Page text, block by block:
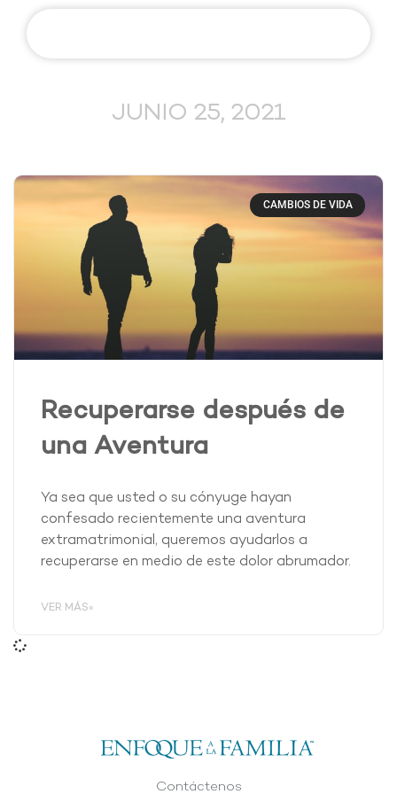
JUNIO 25, 2021
CAMBIOS DE VIDA
Recuperarse después de
una Aventura
Ya sea que usted o su cónyuge hayan
confesado recientemente una aventura
extramatrimonial, queremos ayudarlos a
recuperarse en medio de este dolor abrumador.
VER MÁS»
Contáctenos